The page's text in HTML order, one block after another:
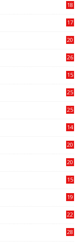
18
17
20
26
15
25
25
14
20
20
15
19
22
28